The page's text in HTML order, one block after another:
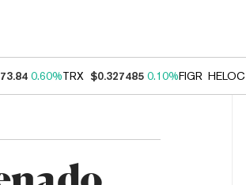
0.60%TRX $0.327485 0.10%FIGR_HELOC